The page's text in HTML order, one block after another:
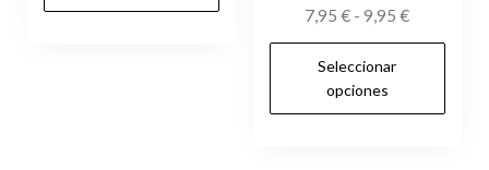
7,95€ - 9,95€Rango
de
7,95 €
Seleccionar
opciones